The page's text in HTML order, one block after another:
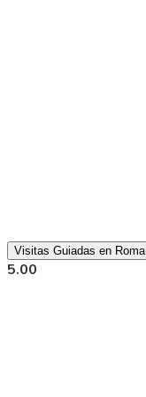
Visitas Guiadas en Roma
5.00